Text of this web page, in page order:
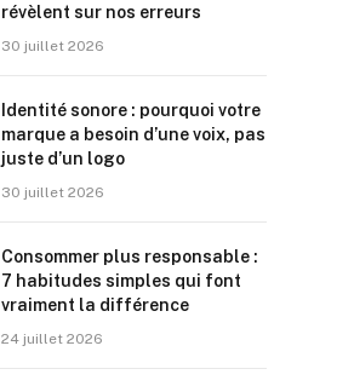
révèlent sur nos erreurs
30 juillet 2026
Identité sonore : pourquoi votre
marque a besoin d’une voix, pas
juste d’un logo
30 juillet 2026
Consommer plus responsable :
7 habitudes simples qui font
vraiment la différence
24 juillet 2026